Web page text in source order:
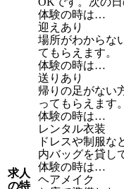
求人
の特
体験の時は…
迎えあり
場所がわからな
てもらえます。
体験の時は…
送りあり
帰りの足がない
ってもらえます。
体験の時は…
レンタル衣装
ドレスや制服な
内バッグを貸し
体験の時は…
ヘアメイク